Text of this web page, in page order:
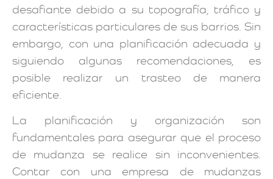
desafiante debido a su topografía, tráfico y
características particulares de sus barrios. Sin
embargo, con una planificación adecuada y
siguiendo algunas recomendaciones, es
posible realizar un trasteo de manera
eficiente.
La planificación y organización son
fundamentales para asegurar que el proceso
de mudanza se realice sin inconvenientes.
Contar con una empresa de mudanzas